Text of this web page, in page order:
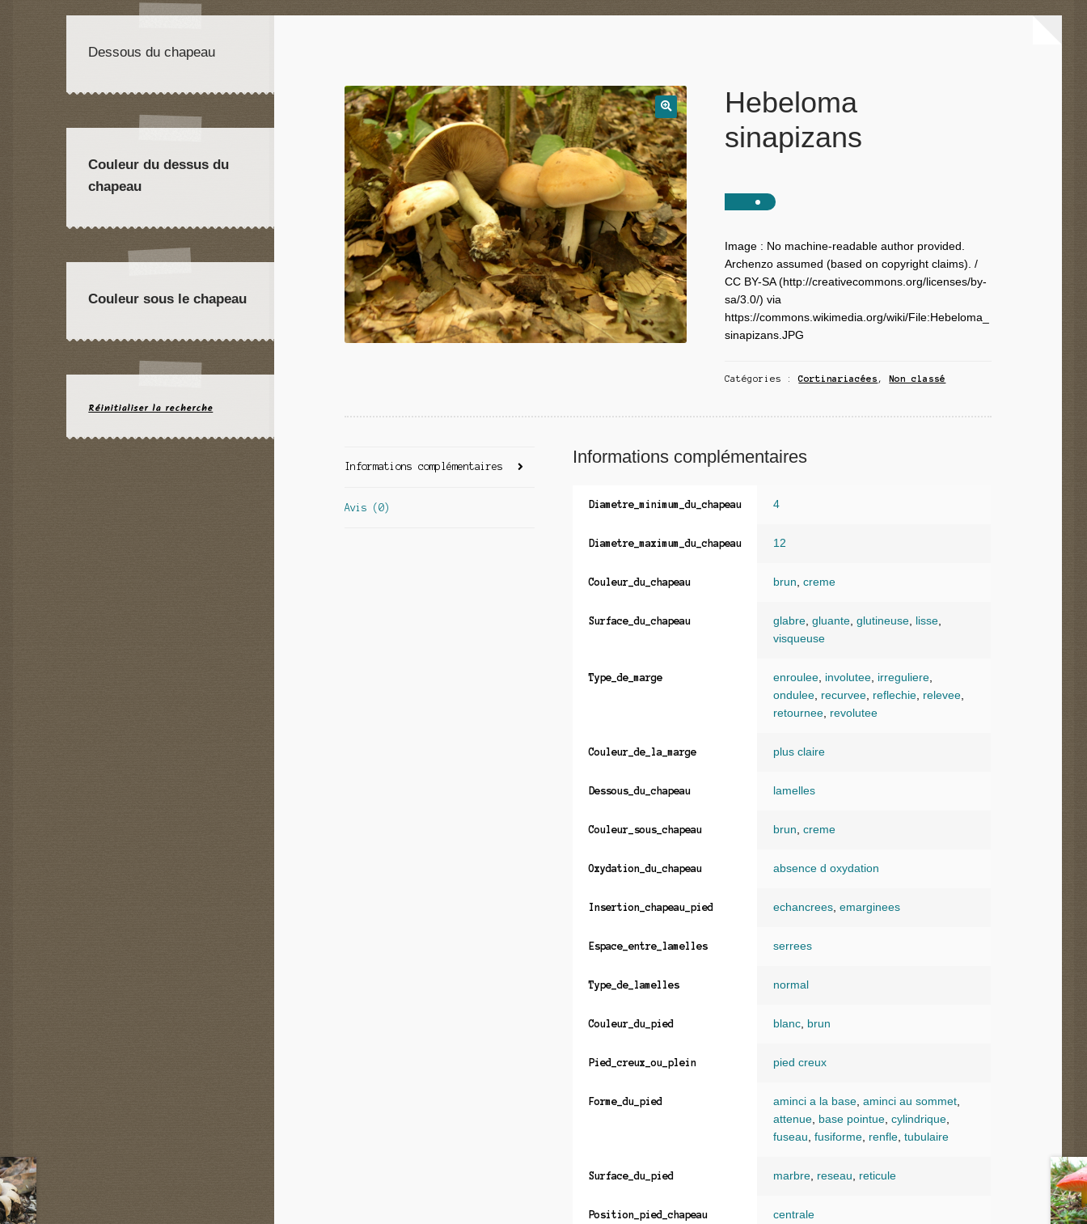
Hebeloma
sinapizans
Image : No machine-readable author provided.
Archenzo assumed (based on copyright claims). /
CC BY-SA (http://creativecommons.org/licenses/by-
sa/3.0/) via
https://commons.wikimedia.org/wiki/File:Hebeloma_
sinapizans.JPG
Catégories :Cortinariacées ,Non classé
Informations complémentaires
Avis (0)
Informations complémentaires
Diametre_minimum_du_chapeau 4
Diametre_maximum_du_chapeau 12
Couleur_du_chapeau brun creme
Surface_du_chapeau glabre, gluante, glutineuse, lisse,
visqueuse
Type_de_marge enroulee, involutee, irreguliere,
ondulee, recurvee, reflechie, relevee,
retournee, revolutee
Couleur_de_la_marge plus claire
Dessous_du_chapeau lamelles
Couleur_sous_chapeau brun creme
Oxydation_du_chapeau absence d oxydation
Insertion_chapeau_pied echancrees, emarginees
Espace_entre_lamelles serrees
Type_de_lamelles normal
Couleur_du_pied blanc, brun
Pied_creux_ou_plein pied creux
Forme_du_pied aminci a la base, aminci au sommet,
attenue, base pointue, cylindrique,
fuseau fusiforme, renfle, tubulaire
Surface_du_pied marbre, reseau reticule
Position_pied_chapeau centrale
Dessous du chapeau
Couleur du dessus du
chapeau
Couleur sous le chapeau
Réinitialiser la recherche